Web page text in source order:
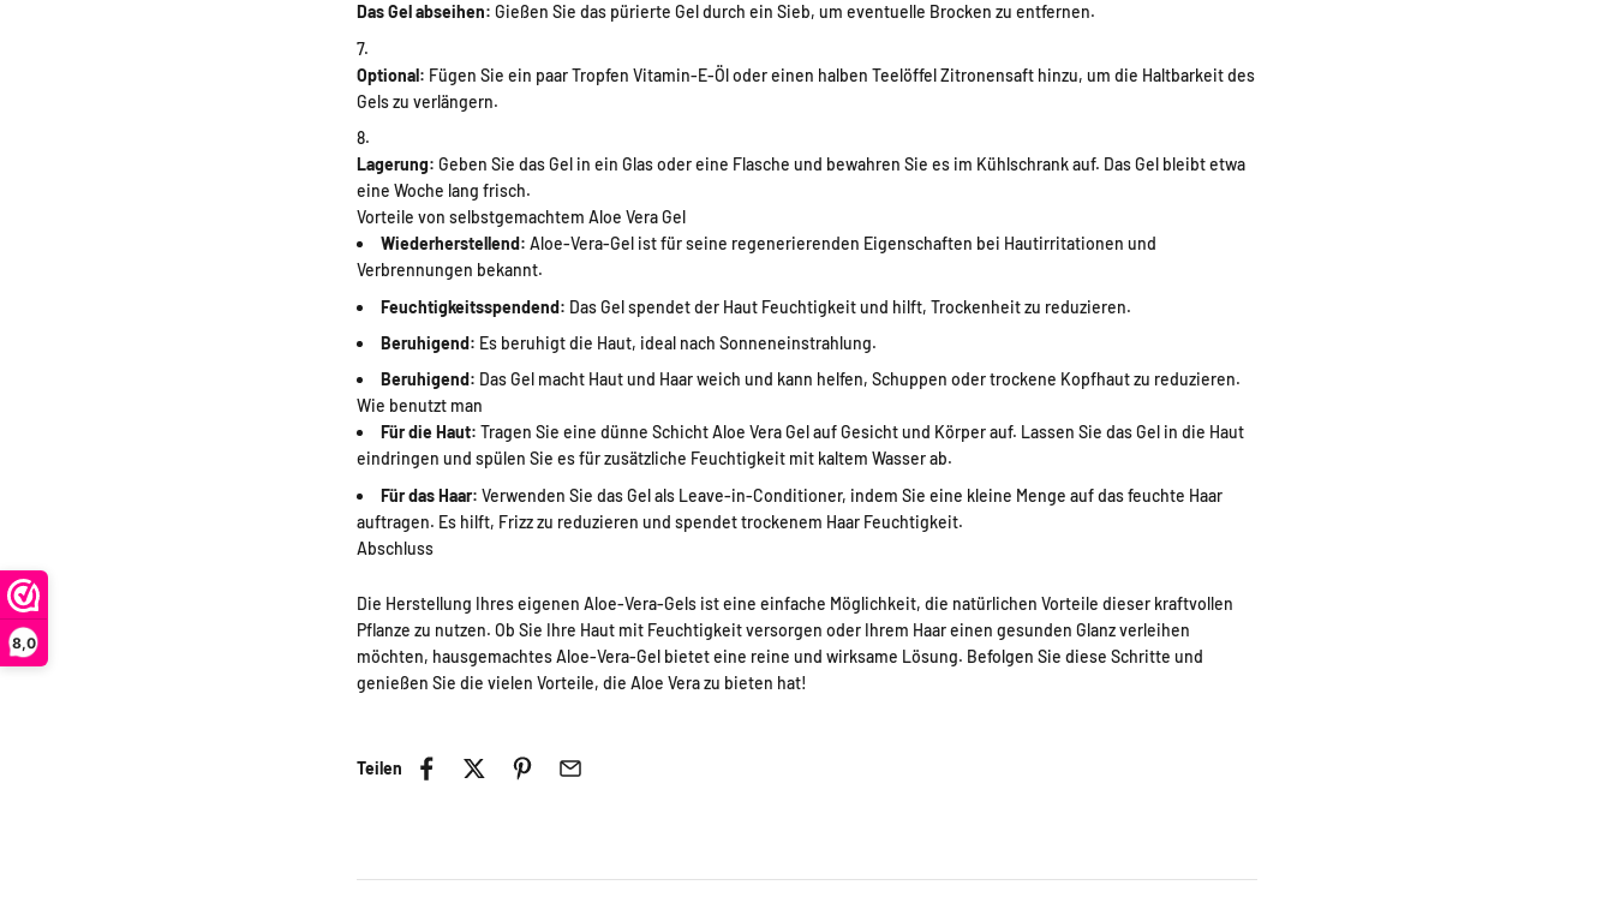
8,0
Das Gel abseihen: Gießen Sie das pürierte Gel durch ein Sieb, um eventuelle Brocken zu entfernen.
Optional: Fügen Sie ein paar Tropfen Vitamin-E-Öl oder einen halben Teelöffel Zitronensaft hinzu, um die Haltbarkeit des
Gels zu verlängern.
Lagerung: Geben Sie das Gel in ein Glas oder eine Flasche und bewahren Sie es im Kühlschrank auf. Das Gel bleibt etwa
eine Woche lang frisch.
Vorteile von selbstgemachtem Aloe Vera Gel
Wiederherstellend: Aloe-Vera-Gel ist für seine regenerierenden Eigenschaften bei Hautirritationen und
Verbrennungen bekannt.
Feuchtigkeitsspendend: Das Gel spendet der Haut Feuchtigkeit und hilft, Trockenheit zu reduzieren.
Beruhigend: Es beruhigt die Haut, ideal nach Sonneneinstrahlung.
Beruhigend: Das Gel macht Haut und Haar weich und kann helfen, Schuppen oder trockene Kopfhaut zu reduzieren.
Wie benutzt man
Für die Haut: Tragen Sie eine dünne Schicht Aloe Vera Gel auf Gesicht und Körper auf. Lassen Sie das Gel in die Haut
eindringen und spülen Sie es für zusätzliche Feuchtigkeit mit kaltem Wasser ab.
Für das Haar: Verwenden Sie das Gel als Leave-in-Conditioner, indem Sie eine kleine Menge auf das feuchte Haar
auftragen. Es hilft, Frizz zu reduzieren und spendet trockenem Haar Feuchtigkeit.
Abschluss
Die Herstellung Ihres eigenen Aloe-Vera-Gels ist eine einfache Möglichkeit, die natürlichen Vorteile dieser kraftvollen
Pflanze zu nutzen. Ob Sie Ihre Haut mit Feuchtigkeit versorgen oder Ihrem Haar einen gesunden Glanz verleihen
möchten, hausgemachtes Aloe-Vera-Gel bietet eine reine und wirksame Lösung. Befolgen Sie diese Schritte und
genießen Sie die vielen Vorteile, die Aloe Vera zu bieten hat!
Teilen